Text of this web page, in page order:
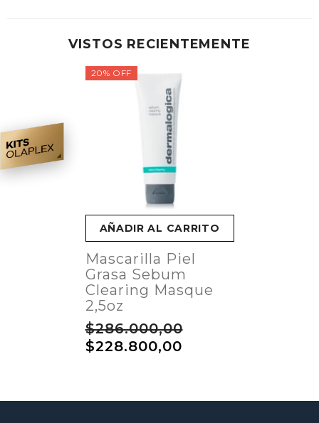
VISTOS RECIENTEMENTE
20% OFF
AÑADIR AL CARRITO
Mascarilla Piel
Grasa Sebum
Clearing Masque
2,5oz
$286.000,00
$228.800,00